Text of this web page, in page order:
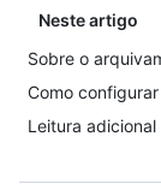
Neste artigo
Sobre o
Como
Leitura adicional